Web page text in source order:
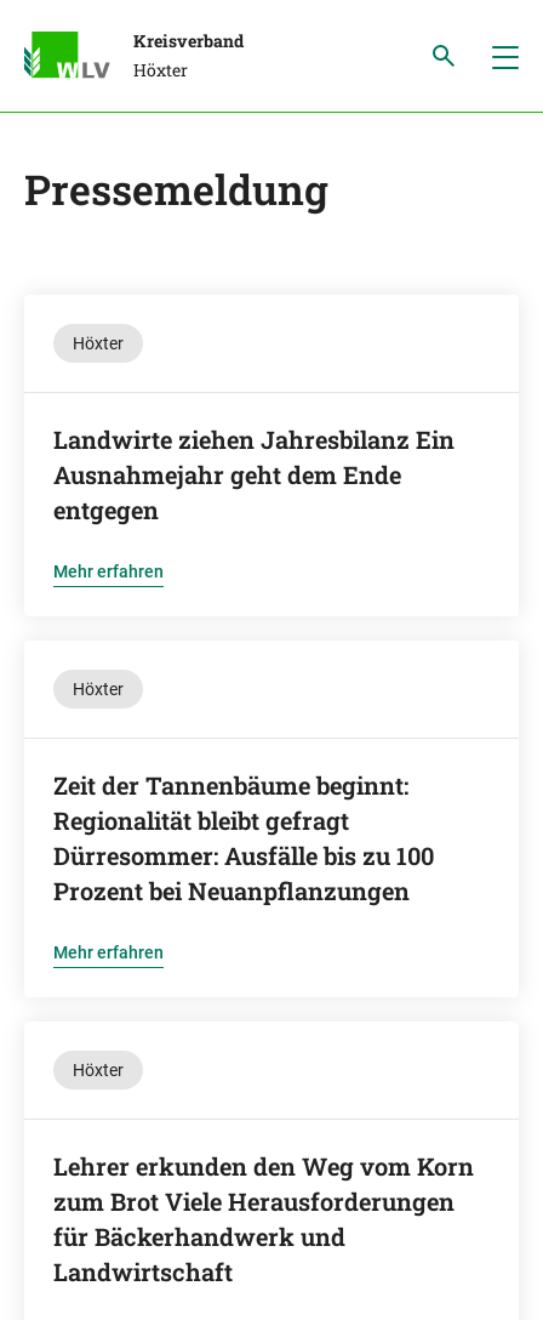
Kreisverband
Höxter
Pressemeldung
Höxter
Landwirte ziehen Jahresbilanz Ein
Ausnahmejahr geht dem Ende
entgegen
Mehr erfahren
Höxter
Zeit der Tannenbäume beginnt:
Regionalität bleibt gefragt
Dürresommer: Ausfälle bis zu 100
Prozent bei Neuanpflanzungen
Mehr erfahren
Höxter
Lehrer erkunden den Weg vom Korn
zum Brot Viele Herausforderungen
für Bäckerhandwerk und
Landwirtschaft